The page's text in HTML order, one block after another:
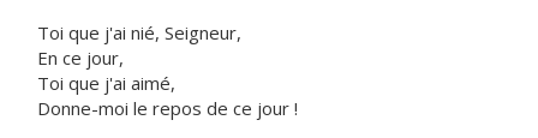
Toi que j'ai nié, Seigneur,
En ce jour,
Toi que j'ai aimé,
Donne-moi le repos de ce jour !